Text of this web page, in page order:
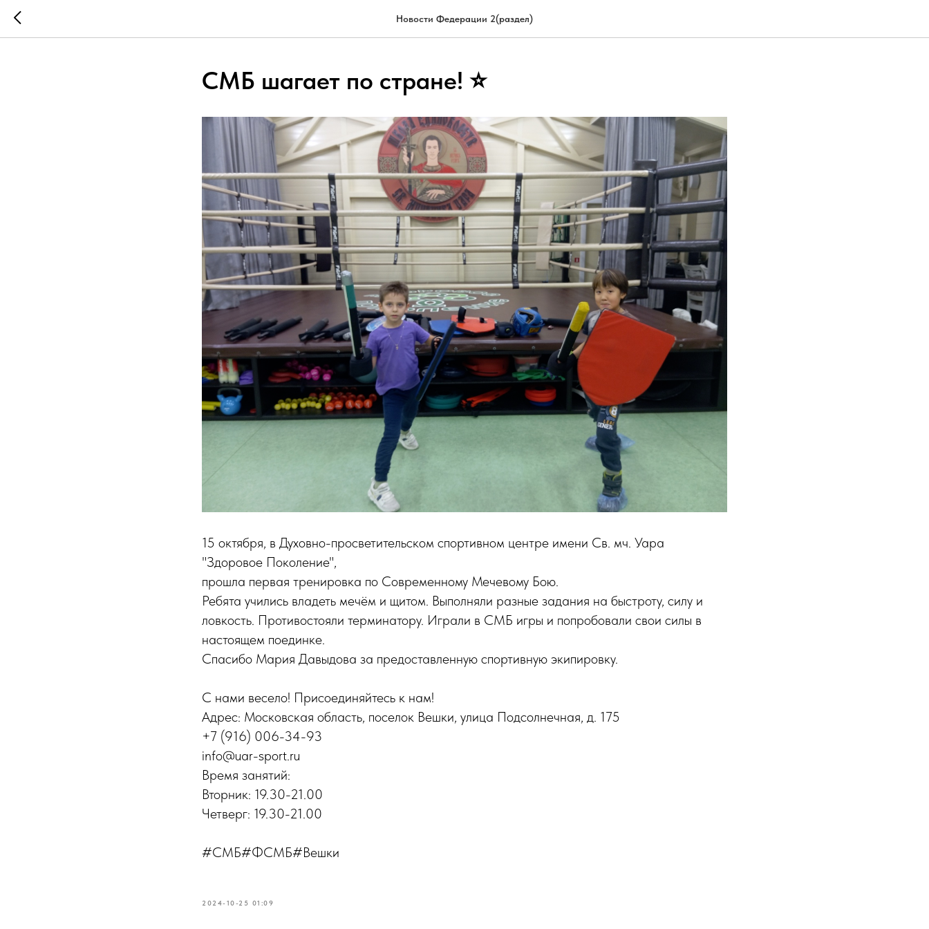
Новости Федерации 2(раздел)
СМБ шагает по стране! ⭐
15 октября, в Духовно-просветительском спортивном центре имени Св. мч. Уара
"Здоровое Поколение",
прошла первая тренировка по Современному Мечевому Бою.
Ребята учились владеть мечëм и щитом. Выполняли разные задания на быстроту, силу и
ловкость. Противостояли терминатору. Играли в СМБ игры и попробовали свои силы в
настоящем поединке.
Спасибо Мария Давыдова за предоставленную спортивную экипировку.
С нами весело! Присоединяйтесь к нам!
Адрес: Московская область, поселок Вешки, улица Подсолнечная, д. 175
+7 (916) 006-34-93
info@uar-sport.ru
Время занятий:
Вторник: 19.30-21.00
Четверг: 19.30-21.00
#СМБ#ФСМБ#Вешки
2024-10-25 01:09